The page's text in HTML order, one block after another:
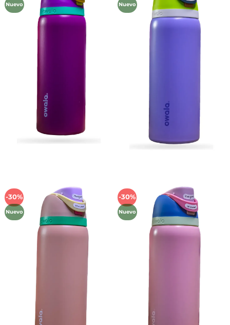
Nuevo
lista de
deseos
Nuevo
lista de
deseos
-30%
Nuevo
Añadir
lista de
deseos
-30%
Nuevo
Añadir
lista de
deseos